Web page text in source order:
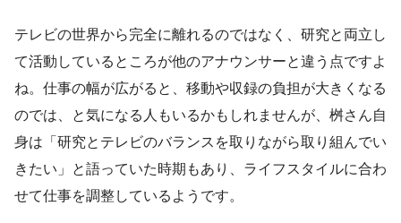
テレビの世界から完全に離れるのではなく、研究と両立し
て活動しているところが他のアナウンサーと違う点ですよ
ね。仕事の幅が広がると、移動や収録の負担が大きくなる
のでは、と気になる人もいるかもしれませんが、桝さん自
身は「研究とテレビのバランスを取りながら取り組んでい
きたい」と語っていた時期もあり、ライフスタイルに合わ
せて仕事を調整しているようです。